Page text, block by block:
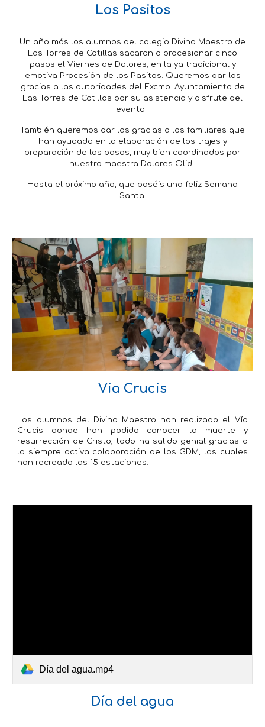
Los Pasitos
Un año más los alumnos del colegio Divino Maestro de
Las Torres de Cotillas sacaron a procesionar cinco
pasos el Viernes de Dolores, en la ya tradicional y
emotiva Procesión de los Pasitos. Queremos dar las
gracias a las autoridades del Excmo. Ayuntamiento de
Las Torres de Cotillas por su asistencia y disfrute del
evento.
También queremos dar las gracias a los familiares que
han ayudado en la elaboración de los trajes y
preparación de los pasos, muy bien coordinados por
nuestra maestra Dolores Olid.
Hasta el próximo año, que paséis una feliz Semana
Santa.
Via Crucis
Los alumnos del Divino Maestro han realizado el Vía
Crucis donde han podido conocer la muerte y
resurrección de Cristo, todo ha salido genial gracias a
la siempre activa colaboración de los GDM, los cuales
han recreado las 15 estaciones.
Día del agua.mp4
Día del agua